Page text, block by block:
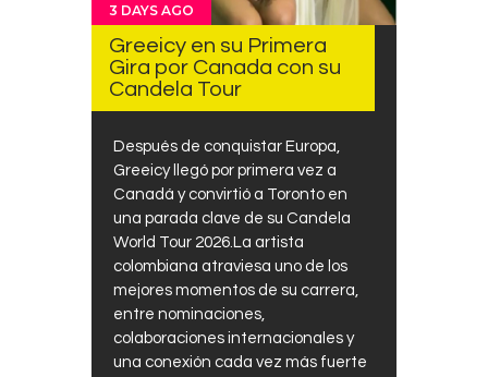
Store
Contacts
Cine
3 DAYS AGO
Greeicy en su Primera
Gira por Canada con su
Candela Tour
Después de conquistar Europa,
Greeicy llegó por primera vez a
Canadá y convirtió a Toronto en
una parada clave de su Candela
World Tour 2026.La artista
colombiana atraviesa uno de los
mejores momentos de su carrera,
entre nominaciones,
colaboraciones internacionales y
una conexión cada vez más fuerte